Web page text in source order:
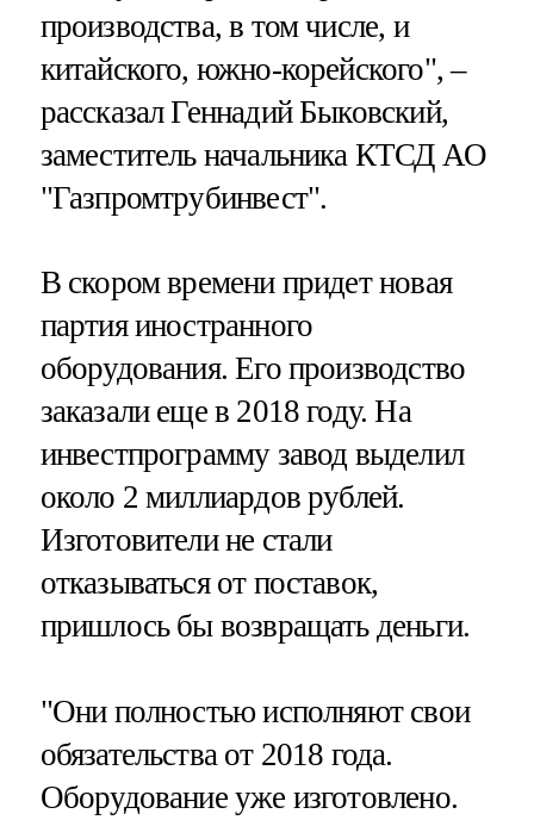
производства, в том числе, и
китайского, южно-корейского", –
рассказал Геннадий Быковский,
заместитель начальника КТСД АО
"Газпромтрубинвест".
В скором времени придет новая
партия иностранного
оборудования. Его производство
заказали еще в 2018 году. На
инвестпрограмму завод выделил
около 2 миллиардов рублей.
Изготовители не стали
отказываться от поставок,
пришлось бы возвращать деньги.
"Они полностью исполняют свои
обязательства от 2018 года.
Оборудование уже изготовлено.